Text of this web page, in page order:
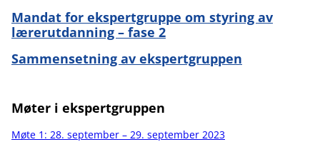
Mandat for ekspertgruppe om styring av
lærerutdanning – fase 2
Sammensetning av ekspertgruppen
Møter i ekspertgruppen
Møte 1: 28. september – 29. september 2023